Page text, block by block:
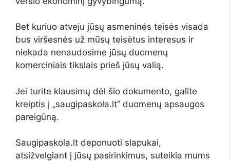
Bet kuriuo atveju jūsų asmeninės teisės visada
bus viršesnės už mūsų teisėtus interesus ir
niekada nenaudosime jūsų duomenų
komerciniais tikslais prieš jūsų valią.
Jei turite klausimų dėl šio dokumento, galite
kreiptis į „saugipaskola.lt” duomenų apsaugos
pareigūną.
Saugipaskola.lt deponuoti slapukai,
atsižvelgiant į jūsų pasirinkimus, suteikia mums